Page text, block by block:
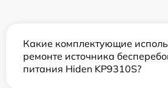
Какие комплектующие
ремонте источника
питания Hiden KP9310S?